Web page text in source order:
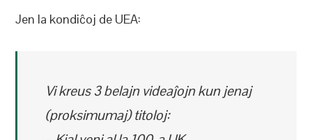
Jen la kondiĉoj de UEA:
Vi kreus 3 belajn videaĵojn kun jenaj
(proksimumaj) titoloj: